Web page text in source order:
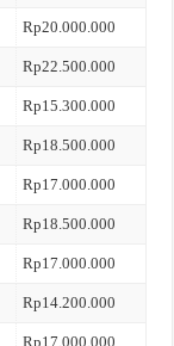
Rp20.000.000
Rp22.500.000
Rp15.300.000
Rp18.500.000
Rp17.000.000
Rp18.500.000
Rp17.000.000
Rp14.200.000
Rp17.000.000